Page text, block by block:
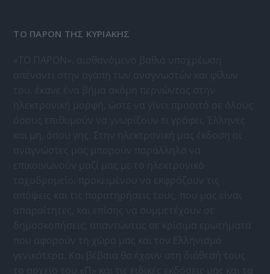
ΤΟ ΠΑΡΟΝ ΤΗΣ ΚΥΡΙΑΚΗΣ